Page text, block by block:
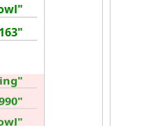
"serving-bowl"
"coptic bowl"